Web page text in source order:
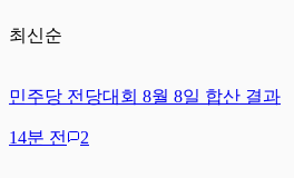
최신순
민주당 전당대회 8월 8일 합산 결과
14분 전 2